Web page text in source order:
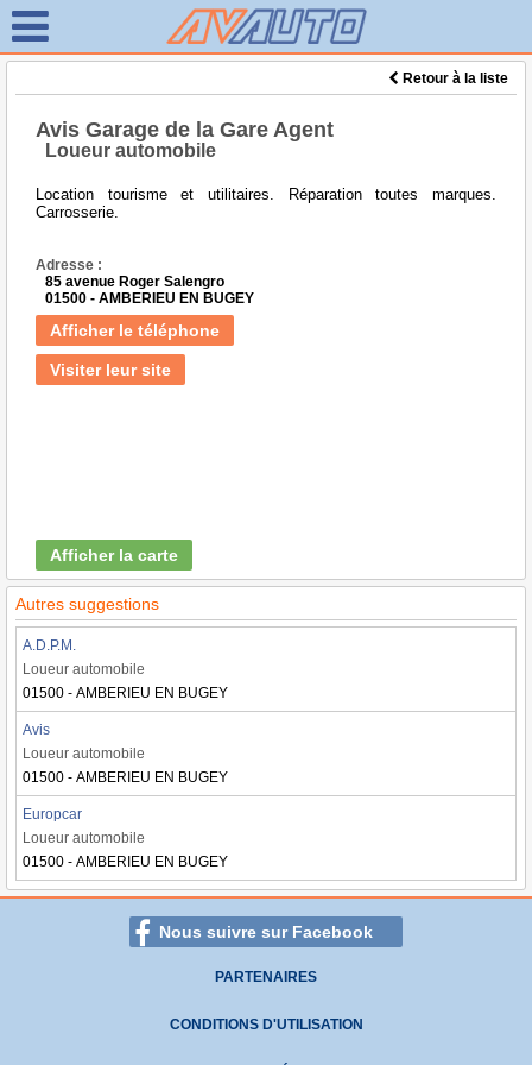
Retour à la liste
Avis Garage de la Gare Agent
Loueur automobile
Location tourisme et utilitaires. Réparation toutes marques.
Carrosserie.
Adresse :
85 avenue Roger Salengro
01500 - AMBERIEU EN BUGEY
Afficher le téléphone
Visiter leur site
Afficher la carte
Autres suggestions
A.D.P.M.
Loueur automobile
01500 - AMBERIEU EN BUGEY
Avis
Loueur automobile
01500 - AMBERIEU EN BUGEY
Europcar
Loueur automobile
01500 - AMBERIEU EN BUGEY
Nous suivre sur Facebook
PARTENAIRES
CONDITIONS D'UTILISATION